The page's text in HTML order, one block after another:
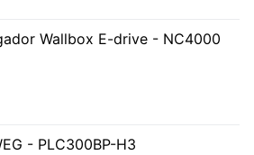
Wallbox E-drive - NC4000
- PLC300BP-H3